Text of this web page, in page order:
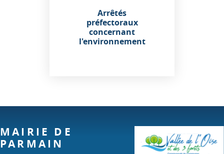
Arrêtés
préfectoraux
concernant
l'environnement
MAIRIE DE
PARMAIN